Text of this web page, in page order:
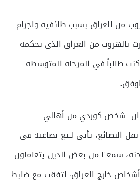
من العراق بسبب طائفية واجرام
بالهروب من العراق الذي تحكمه
طالباً في المرحلة المتوسطة
.
كان شخص كوردي من أهالي
البضائع، يأتي لبيع بضاعته في
سمعنا من بعض الذين يتعاملون
خارج العراق، اتفقت مع ضابط